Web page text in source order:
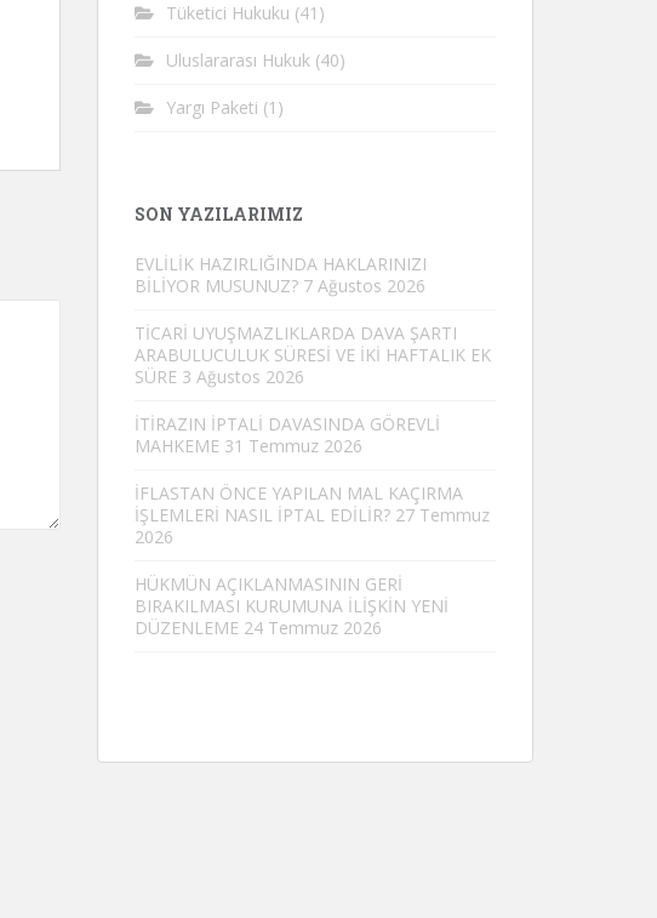
Tüketici Hukuku (41)
Uluslararası Hukuk (40)
Yargı Paketi (1)
SON YAZILARIMIZ
EVLİLİK HAZIRLIĞINDA HAKLARINIZI
BİLİYOR MUSUNUZ? 7 Ağustos 2026
TİCARİ UYUŞMAZLIKLARDA DAVA ŞARTI
ARABULUCULUK SÜRESİ VE İKİ HAFTALIK EK
SÜRE 3 Ağustos 2026
İTİRAZIN İPTALİ DAVASINDA GÖREVLİ
MAHKEME 31 Temmuz 2026
İFLASTAN ÖNCE YAPILAN MAL KAÇIRMA
İŞLEMLERİ NASIL İPTAL EDİLİR? 27 Temmuz
2026
HÜKMÜN AÇIKLANMASININ GERİ
BIRAKILMASI KURUMUNA İLİŞKİN YENİ
DÜZENLEME 24 Temmuz 2026